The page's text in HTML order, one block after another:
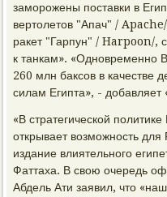
заморожены поставки в
вертолетов "Апач" /
ракет "Гарпун" / Harpoon/,
к танкам». «Одновременно
260 млн баксов в
силам Египта», - добавляет
«В стратегической
открывает возможность для
издание влиятельного
Фаттаха. В свою очередь
Абдель Ати заявил, что